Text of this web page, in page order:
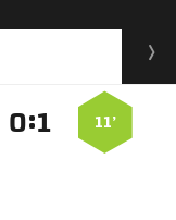
11’
: